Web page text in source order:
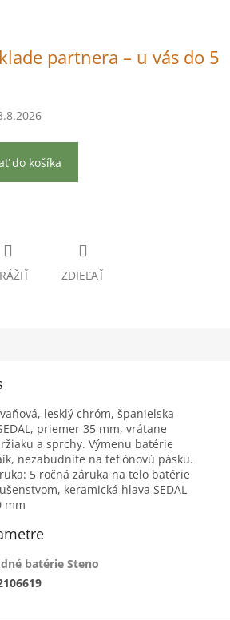
partnera – u vás do 5
do košíka
ZDIEĽAŤ
lesklý chróm, španielska
priemer 35 mm, vrátane
a sprchy. Výmenu batérie
nezabudnite na teflónovú pásku.
5 ročná záruka na telo batérie
keramická hlava SEDAL
mm
batérie Steno